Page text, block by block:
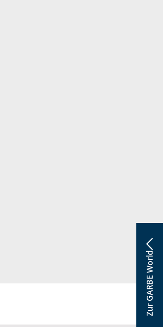
Zur GARBE World